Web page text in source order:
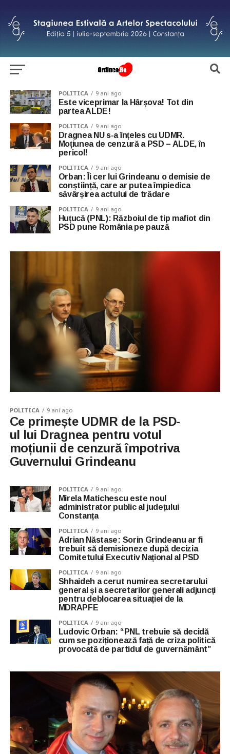
POLITICA 9 ani ago
Este viceprimar la Hârșova! Tot din
partea ALDE!
POLITICA 9 ani ago
Dragnea NU s-a înțeles cu UDMR.
Moțiunea de cenzură a PSD – ALDE, în
pericol!
POLITICA 9 ani ago
Orban: Îi cer lui Grindeanu o demisie de
conștiință, care ar putea împiedica
săvârșirea actului de trădare
POLITICA 9 ani ago
Huțucă (PNL): Războiul de tip mafiot din
PSD pune România pe pauză
POLITICA 9 ani ago
Ce primește UDMR de la PSD-
ul lui Dragnea pentru votul
moțiunii de cenzură împotriva
Guvernului Grindeanu
POLITICA 9 ani ago
Mirela Matichescu este noul
administrator public al județului
Constanța
POLITICA 9 ani ago
Adrian Năstase: Sorin Grindeanu ar fi
trebuit să demisioneze după decizia
Comitetului Executiv Național al PSD
POLITICA 9 ani ago
Shhaideh a cerut numirea secretarului
general și a secretarilor generali adjuncți
pentru deblocarea situației de la
MDRAPFE
POLITICA 9 ani ago
Ludovic Orban: “PNL trebuie să decidă
cum se poziționează față de criza politică
provocată de partidul de guvernământ”